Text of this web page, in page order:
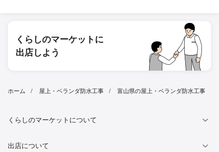
くらしのマーケットに
出店しよう
ホーム 屋上・ベランダ防水工事 富山県の屋上・ベランダ防水工事
くらしのマーケットについて
出店について